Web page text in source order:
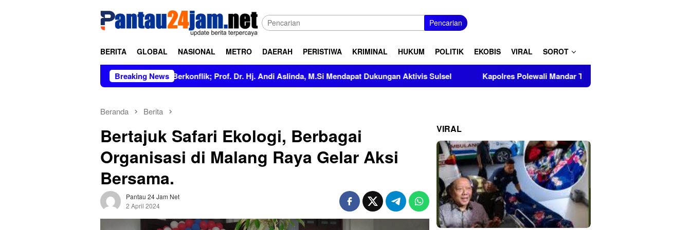
Pencarian
BERITA GLOBAL NASIONAL METRO DAERAH PERISTIWA KRIMINAL HUKUM POLITIK EKOBIS VIRAL SOROT
Breaking News
Figur Bersih dan Tidak Berkonflik; Prof. Dr. Hj. Andi Aslinda, M.Si Mendapat Dukungan Aktivis Sulsel Kapolres Polewali Mandar Turut Musnahkan Barang Bukti Perkara Inkrah di
Beranda Berita
Bertajuk Safari Ekologi, Berbagai
Organisasi di Malang Raya Gelar Aksi
Bersama.
Pantau 24 Jam Net
2 April 2024
VIRAL